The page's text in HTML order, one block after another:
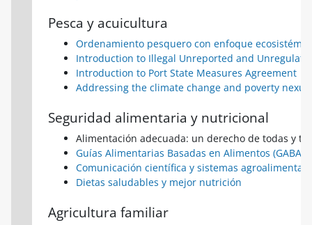
Pesca y acuicultura
Ordenamiento pesquero con enfoque
Introduction to Illegal Unreported and
Introduction to Port State Measures Agreement
Addressing the climate change and poverty nexus
Seguridad alimentaria y nutricional
Alimentación adecuada: un derecho de todas y
Guías Alimentarias Basadas en Alimentos (GABA)
Comunicación científica y sistemas
Dietas saludables y mejor nutrición
Agricultura familiar